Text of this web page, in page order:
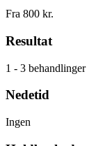
Fra 800 kr.
Resultat
1 - 3 behandlinger
Nedetid
Ingen